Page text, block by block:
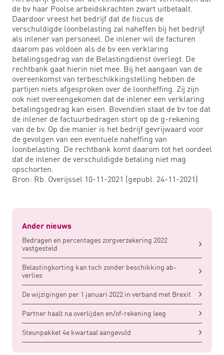
de bv haar Poolse arbeidskrachten zwart uitbetaalt.
Daardoor vreest het bedrijf dat de fiscus de
verschuldigde loonbelasting zal naheffen bij het bedrijf
als inlener van personeel. De inlener wil de facturen
daarom pas voldoen als de bv een verklaring
betalingsgedrag van de Belastingdienst overlegt. De
rechtbank gaat hierin niet mee. Bij het aangaan van de
overeenkomst van terbeschikkingstelling hebben de
partijen niets afgesproken over de loonheffing. Zij zijn
ook niet overeengekomen dat de inlener een verklaring
betalingsgedrag kan eisen. Bovendien staat de bv toe dat
de inlener de factuurbedragen stort op de g-rekening
van de bv. Op die manier is het bedrijf gevrijwaard voor
de gevolgen van een eventuele naheffing van
loonbelasting. De rechtbank komt daarom tot het oordeel
dat de inlener de verschuldigde betaling niet mag
opschorten.
Bron: Rb. Overijssel 10-11-2021 (gepubl. 24-11-2021)
Ander nieuws
Bedragen en percentages zorgverzekering 2022
vastgesteld
Belastingkorting kan toch zonder beschikking ab-
verlies
De wijzigingen per 1 januari 2022 in verband met Brexit
Partner haalt na overlijden en/of-rekening leeg
Steunpakket 4e kwartaal aangevuld